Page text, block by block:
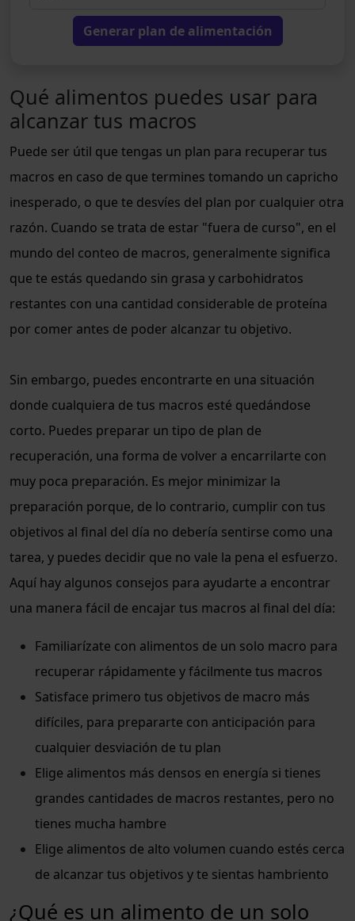
Generar plan de alimentación
Qué alimentos puedes usar para
alcanzar tus macros
Puede ser útil que tengas un plan para recuperar tus
macros en caso de que termines tomando un capricho
inesperado, o que te desvíes del plan por cualquier otra
razón. Cuando se trata de estar "fuera de curso", en el
mundo del conteo de macros, generalmente significa
que te estás quedando sin grasa y carbohidratos
restantes con una cantidad considerable de proteína
por comer antes de poder alcanzar tu objetivo.
Sin embargo, puedes encontrarte en una situación
donde cualquiera de tus macros esté quedándose
corto. Puedes preparar un tipo de plan de
recuperación, una forma de volver a encarrilarte con
muy poca preparación. Es mejor minimizar la
preparación porque, de lo contrario, cumplir con tus
objetivos al final del día no debería sentirse como una
tarea, y puedes decidir que no vale la pena el esfuerzo.
Aquí hay algunos consejos para ayudarte a encontrar
una manera fácil de encajar tus macros al final del día:
Familiarízate con alimentos de un solo macro para
recuperar rápidamente y fácilmente tus macros
Satisface primero tus objetivos de macro más
difíciles, para prepararte con anticipación para
cualquier desviación de tu plan
Elige alimentos más densos en energía si tienes
grandes cantidades de macros restantes, pero no
tienes mucha hambre
Elige alimentos de alto volumen cuando estés cerca
de alcanzar tus objetivos y te sientas hambriento
¿Qué es un alimento de un solo